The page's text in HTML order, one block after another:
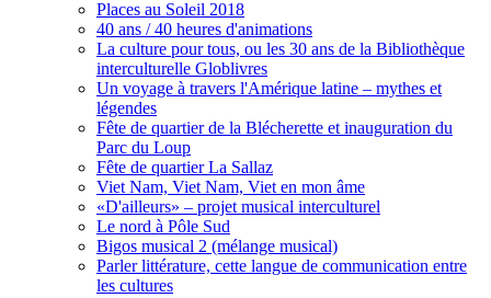
Places au Soleil 2018
40 ans / 40 heures d'animations
La culture pour tous, ou les 30 ans de la Bibliothèque
interculturelle Globlivres
Un voyage à travers l'Amérique latine – mythes et
légendes
Fête de quartier de la Blécherette et inauguration du
Parc du Loup
Fête de quartier La Sallaz
Viet Nam, Viet Nam, Viet en mon âme
«D'ailleurs» – projet musical interculturel
Le nord à Pôle Sud
Bigos musical 2 (mélange musical)
Parler littérature, cette langue de communication entre
les cultures